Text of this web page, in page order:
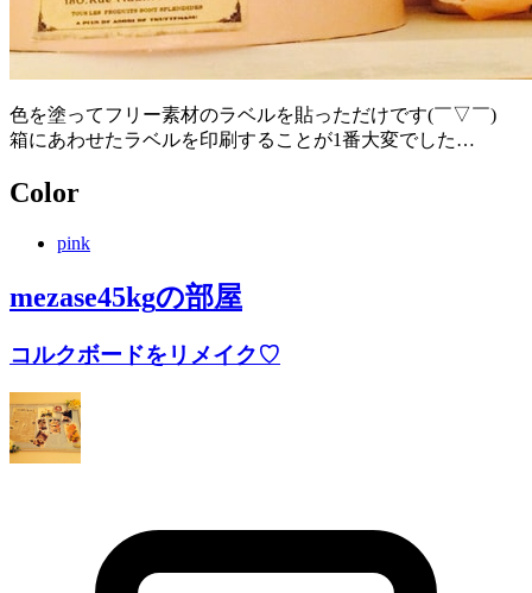
色を塗ってフリー素材のラベルを貼っただけです(￣▽￣)
箱にあわせたラベルを印刷することが1番大変でした…
Color
pink
mezase45kgの部屋
コルクボードをリメイク♡